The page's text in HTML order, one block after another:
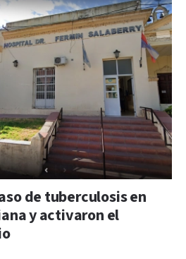
de tuberculosis en
y activaron el